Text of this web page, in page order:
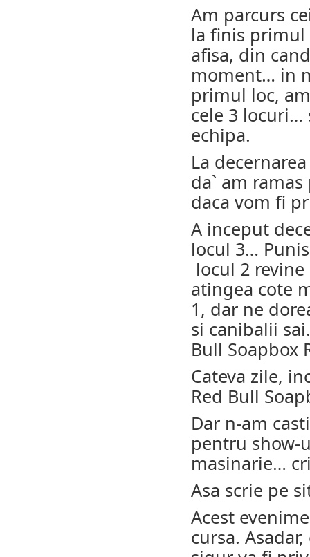
Am parcurs
la finis primul
afisa, din
moment… in
primul loc,
cele 3 locuri…
echipa.
La
da` am
daca vom fi
A inceput
locul 3…
locul 2
atingea cote
1, dar ne
si canibalii
Bull Soapbox
Cateva zile,
Red Bull
Dar n-am
pentru show-
masinarie…
Asa scrie pe
Acest
cursa.